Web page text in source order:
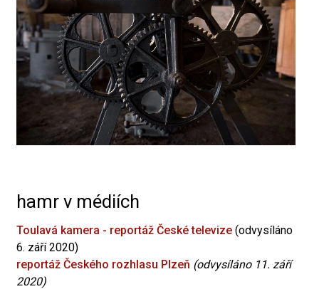
hamr v médiích
Toulavá kamera - reportáž České televize (odvysíláno
6. září 2020)
reportáž Českého rozhlasu Plzeň (odvysíláno 11. září
2020)